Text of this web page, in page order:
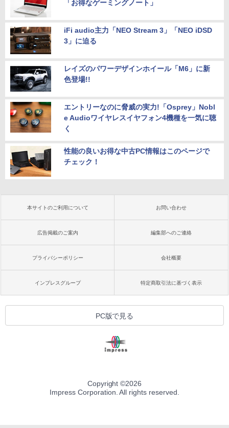
「お得なゲーミングノート」
iFi audio主力「NEO Stream 3」「NEO iDSD
3」に迫る
レイズのパワーデザインホイール「M6」に新
色登場!!
エントリーなのに脅威の実力!「Osprey」Nobl
e Audioワイヤレスイヤフォン4機種を一気に聴
く
性能の良いお得な中古PC情報はこのページで
チェック！
本サイトのご利用について お問い合わせ
広告掲載のご案内 編集部へのご連絡
プライバシーポリシー 会社概要
インプレスグループ 特定商取引法に基づく表示
PC版で見る
Copyright ©2026
Impress Corporation. All rights reserved.